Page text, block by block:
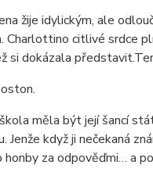
žije idylickým, ale
Charlottino citlivé srdce
si dokázala
měla být její šancí
Jenže když ji nečekaná
honby za odpověďmi… a